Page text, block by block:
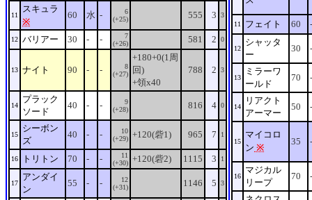
11
スキュラ
※
60 水 -
6
(+25)
555 3 3
12 バリアー 30 - -
7
(+26)
581 2 0
13 ナイト 90 - -
8
(+27)
+180+0(1周
回)
+領x40
788 2 3
14
プラック
ソード
40 - -
9
(+28)
816 4 0
15
シーボン
ズ
40 - -
10
(+29) +120(砦1) 965 7 1
16 トリトン 70 - -
11
(+30) +120(砦2) 1115 3 1
17
アンダイ
ン
55 - -
12
(+31)
1146 5 3
11 フェイト 60 -
12
シャッタ
ー
30 -
13
ミラーワ
ールド
70 -
14
リアクト
アーマー
50 -
15
マイコロ
ン ※
35 -
16
マジカル
リープ
70 -